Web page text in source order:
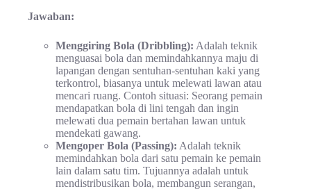
Jawaban:
Menggiring Bola (Dribbling): Adalah teknik
menguasai bola dan memindahkannya maju di
lapangan dengan sentuhan-sentuhan kaki yang
terkontrol, biasanya untuk melewati lawan atau
mencari ruang. Contoh situasi: Seorang pemain
mendapatkan bola di lini tengah dan ingin
melewati dua pemain bertahan lawan untuk
mendekati gawang.
Mengoper Bola (Passing): Adalah teknik
memindahkan bola dari satu pemain ke pemain
lain dalam satu tim. Tujuannya adalah untuk
mendistribusikan bola, membangun serangan,